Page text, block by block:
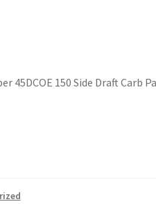
45DCOE 150 Side Draft Carb